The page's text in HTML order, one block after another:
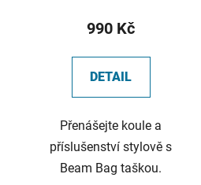
990 Kč
DETAIL
Přenášejte koule a
příslušenství stylově s
Beam Bag taškou.